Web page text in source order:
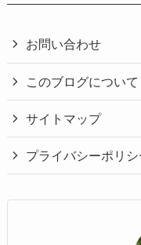
お問い合わせ
このブログについて
サイトマップ
プライバシーポリシ